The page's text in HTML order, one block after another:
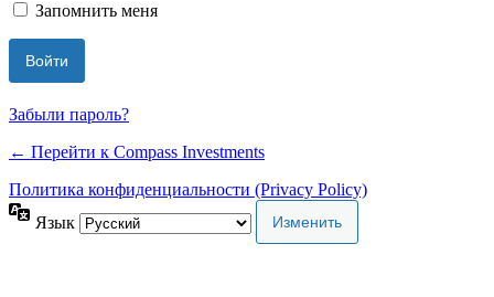
Запомнить меня
Забыли пароль?
← Перейти к Compass Investments
Политика конфиденциальности (Privacy Policy)
Язык